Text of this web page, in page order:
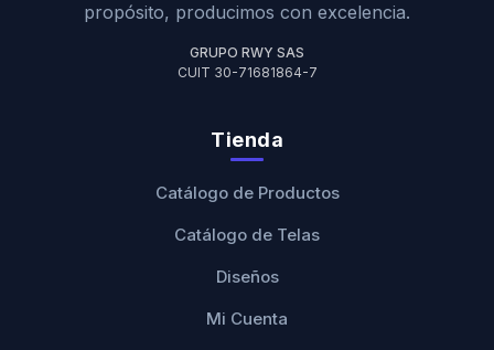
propósito, producimos con excelencia.
GRUPO RWY SAS
CUIT 30-71681864-7
Tienda
Catálogo de Productos
Catálogo de Telas
Diseños
Mi Cuenta